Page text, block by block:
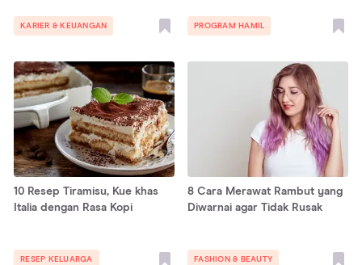
KARIER & KEUANGAN PROGRAM HAMIL
10 Resep Tiramisu, Kue khas
Italia dengan Rasa Kopi
RESEP KELUARGA
8 Cara Merawat Rambut yang
Diwarnai agar Tidak Rusak
FASHION & BEAUTY